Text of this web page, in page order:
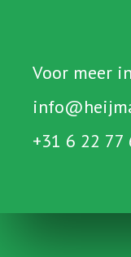
Voor meer
+31 6 22 77